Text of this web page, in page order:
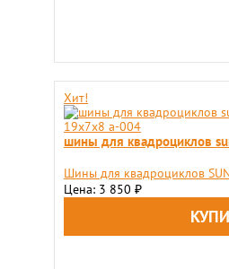
Хит!
шины для квадроциклов
Шины для квадроциклов
Цена: 3 850 ₽